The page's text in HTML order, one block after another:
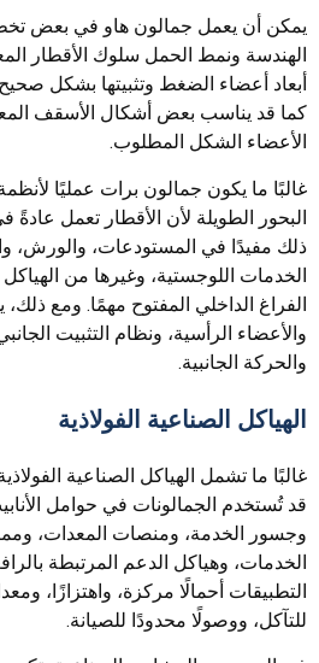
يمكن أن يعمل جمالون هاو في بعض
الهندسة ونمط الحمل سلوك الأقطار
أبعاد أعضاء الضغط وتثبيتها بشكل
كما قد يناسب بعض أشكال الأسقف
الأعضاء الشكل المطلوب.
غالبًا ما يكون جمالون برات عمليًا
البحور الطويلة لأن الأقطار تعمل
ذلك مفيدًا في المستودعات، والورش،
الخدمات اللوجستية، وغيرها من الهياكل
الفراغ الداخلي المفتوح مهمًا. ومع
والأعضاء الرأسية، ونظام التثبيت
والحركة الجانبية.
الهياكل الصناعية الفولاذية
غالبًا ما تشمل الهياكل الصناعية
قد تُستخدم الجمالونات في حوامل
وجسور الخدمة، ومنصات المعدات،
الخدمات، وهياكل الدعم المرتبطة
التطبيقات أحمالًا مركزة، واهتزازًا،
للتآكل، ووصولًا محدودًا للصيانة.